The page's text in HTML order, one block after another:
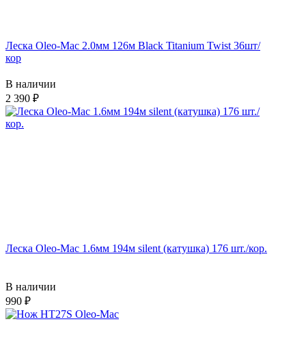
Леска Oleo-Mac 2.0мм 126м Black Titanium Twist 36шт/
кор
В наличии
2 390
Леска Oleo-Mac 1.6мм 194м silent (катушка) 176 шт./кор.
В наличии
990